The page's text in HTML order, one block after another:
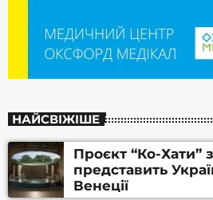
НАЙСВІЖІШЕ
Проєкт “Ко-Хати”
представить
Венеції